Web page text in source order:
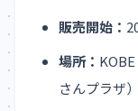
販売開始：
場所：
さんプラザ）